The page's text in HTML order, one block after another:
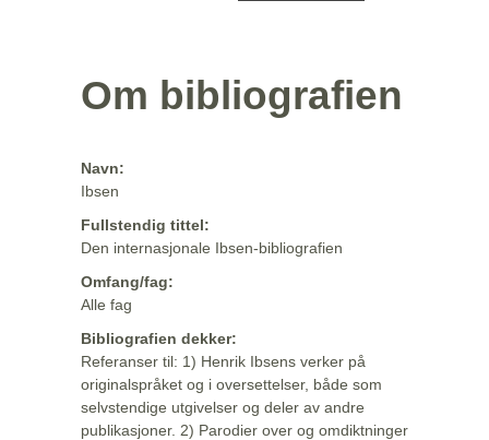
Om bibliografien
Navn:
Ibsen
Fullstendig tittel:
Den internasjonale Ibsen-bibliografien
Omfang/fag:
Alle fag
Bibliografien dekker:
Referanser til: 1) Henrik Ibsens verker på
originalspråket og i oversettelser, både som
selvstendige utgivelser og deler av andre
publikasjoner. 2) Parodier over og omdiktninger